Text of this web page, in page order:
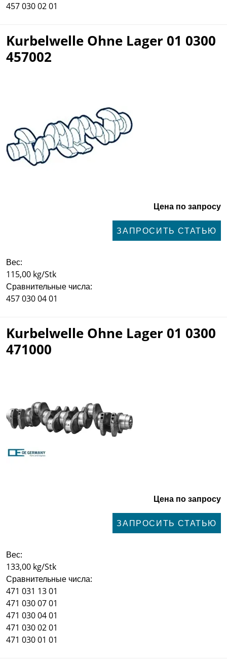
457 030 02 01
Kurbelwelle Ohne Lager 01 0300
457002
Цена по запросу
ЗАПРОСИТЬ СТАТЬЮ
Вес:
115,00 kg/Stk
Сравнительные числа:
457 030 04 01
Kurbelwelle Ohne Lager 01 0300
471000
Цена по запросу
ЗАПРОСИТЬ СТАТЬЮ
Вес:
133,00 kg/Stk
Сравнительные числа:
471 031 13 01
471 030 07 01
471 030 04 01
471 030 02 01
471 030 01 01